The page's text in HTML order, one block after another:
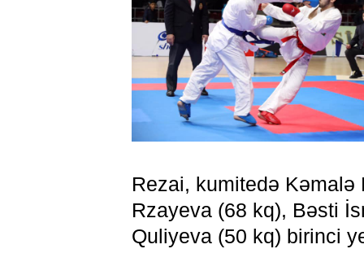
Rezai, kumitedə Kəmalə
Rzayeva (68 kq), Bəsti
Quliyeva (50 kq) birinci